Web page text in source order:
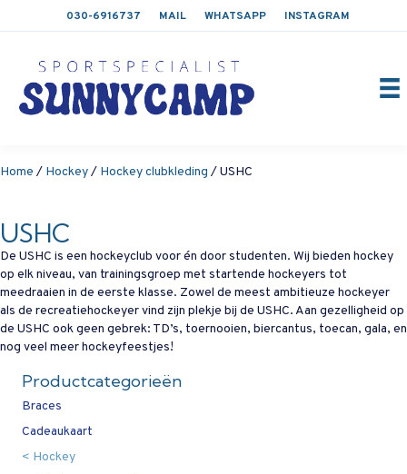
030-6916737 MAIL WHATSAPP INSTAGRAM
Home / Hockey/ Hockey clubkleding / USHC
USHC
De USHC is een hockeyclub voor én door studenten. Wij bieden hockey
op elk niveau, van trainingsgroep met startende hockeyers tot
meedraaien in de eerste klasse. Zowel de meest ambitieuze hockeyer
als de recreatiehockeyer vind zijn plekje bij de USHC. Aan gezelligheid op
de USHC ook geen gebrek: TD’s, toernooien, biercantus, toecan, gala, en
nog veel meer hockeyfeestjes!
Productcategorieën
Braces
Cadeaukaart
Hockey